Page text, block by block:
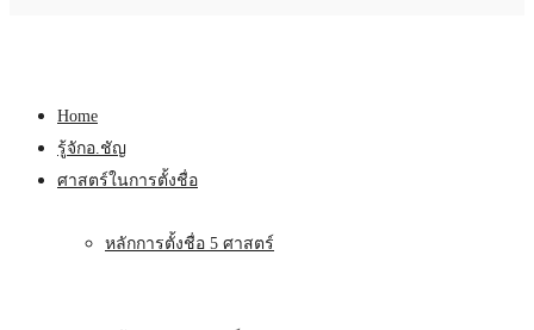
Home
รู้จักอ.ชัญ
ศาสตร์ในการตั้งชื่อ
หลักการตั้งชื่อ 5 ศาสตร์